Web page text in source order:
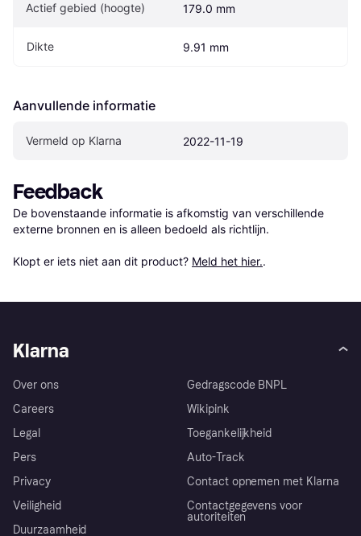
Actief gebied (hoogte) 179.0 mm
Dikte 9.91 mm
Aanvullende informatie
Vermeld op Klarna 2022-11-19
Feedback
De bovenstaande informatie is afkomstig van verschillende
externe bronnen en is alleen bedoeld als richtlijn.
Klopt er iets niet aan dit product? Meld het hier..
Klarna
Over ons
Careers
Legal
Pers
Privacy
Veiligheid
Duurzaamheid
Gedragscode BNPL
Wikipink
Toegankelijkheid
Auto-Track
Contact opnemen met Klarna
Contactgegevens voor
autoriteiten